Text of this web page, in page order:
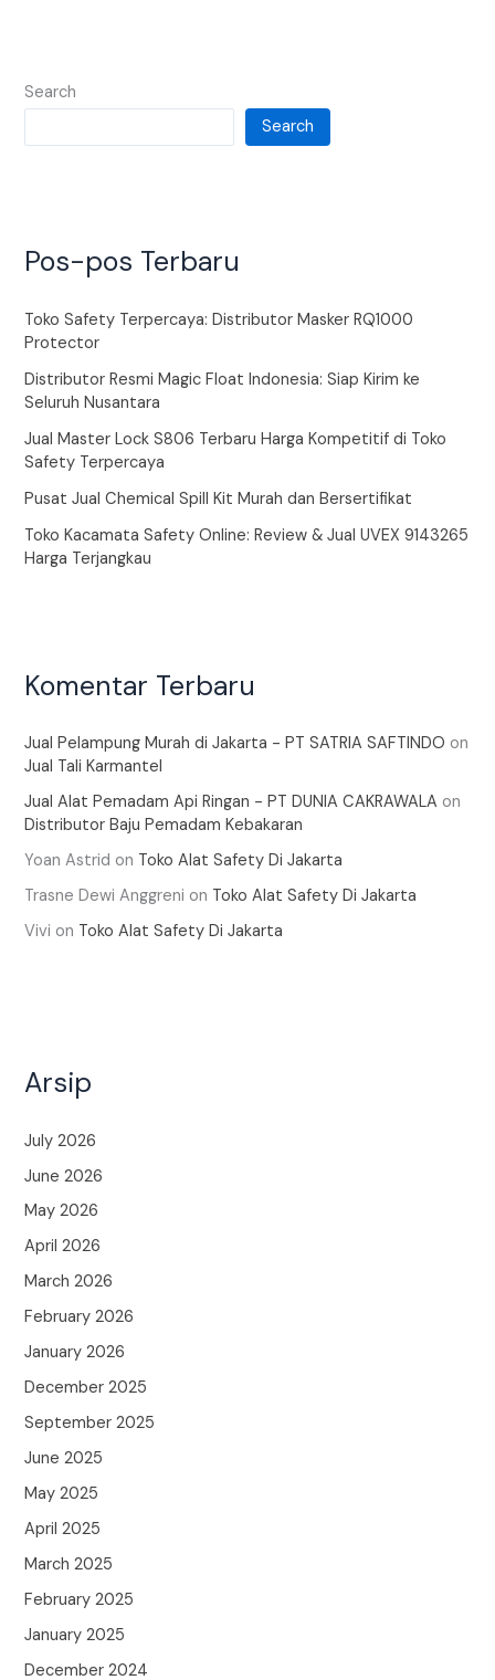
Search
Search
Pos-pos Terbaru
Toko Safety Terpercaya: Distributor Masker RQ1000
Protector
Distributor Resmi Magic Float Indonesia: Siap Kirim ke
Seluruh Nusantara
Jual Master Lock S806 Terbaru Harga Kompetitif di Toko
Safety Terpercaya
Pusat Jual Chemical Spill Kit Murah dan Bersertifikat
Toko Kacamata Safety Online: Review & Jual UVEX 9143265
Harga Terjangkau
Komentar Terbaru
Jual Pelampung Murah di Jakarta - PT SATRIA SAFTINDO on
Jual Tali Karmantel
Jual Alat Pemadam Api Ringan - PT DUNIA CAKRAWALA on
Distributor Baju Pemadam Kebakaran
Yoan Astrid on Toko Alat Safety Di Jakarta
Trasne Dewi Anggreni on Toko Alat Safety Di Jakarta
Vivi on Toko Alat Safety Di Jakarta
Arsip
July 2026
June 2026
May 2026
April 2026
March 2026
February 2026
January 2026
December 2025
September 2025
June 2025
May 2025
April 2025
March 2025
February 2025
January 2025
December 2024